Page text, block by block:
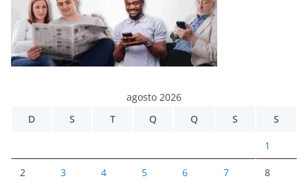
agosto 2026
D
S T Q Q S S
1
2 3 4 5 6 7 8